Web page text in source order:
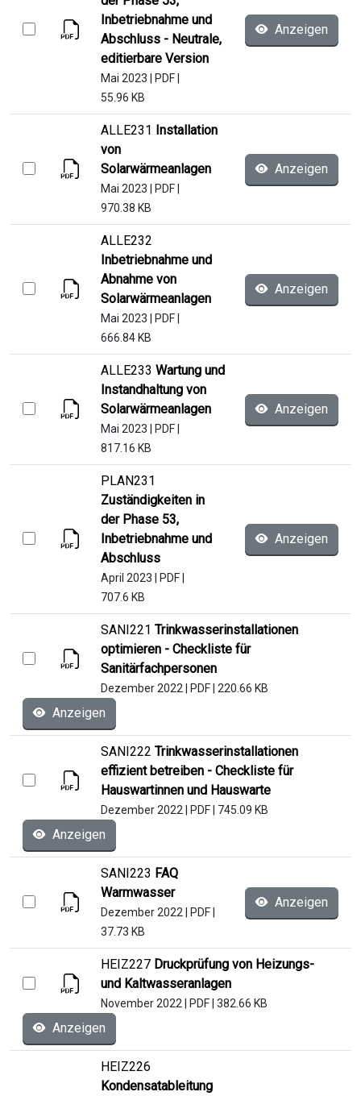
Inbetriebnahme und
Abschluss - Neutrale,
editierbare Version
Mai 2023 PDF
55.96 KB
Anzeigen
ALLE231 Installation
von
Solarwärmeanlagen
Mai 2023 PDF
970.38 KB
Anzeigen
ALLE232
Inbetriebnahme und
Abnahme von
Solarwärmeanlagen
Mai 2023 PDF
666.84 KB
Anzeigen
ALLE233 Wartung und
Instandhaltung von
Solarwärmeanlagen
Mai 2023 PDF
817.16 KB
Anzeigen
PLAN231
Zuständigkeiten in
der Phase 53,
Inbetriebnahme und
Abschluss
April 2023 PDF
707.6 KB
Anzeigen
SANI221 Trinkwasserinstallationen
optimieren - Checkliste für
Sanitärfachpersonen
Dezember 2022 PDF 220.66 KB
Anzeigen
SANI222 Trinkwasserinstallationen
effizient betreiben - Checkliste für
Hauswartinnen und Hauswarte
Dezember 2022 PDF 745.09 KB
Anzeigen
SANI223 FAQ
Warmwasser
Dezember 2022 PDF
37.73 KB
Anzeigen
HEIZ227 Druckprüfung von Heizungs-
und Kaltwasseranlagen
November 2022 PDF 382.66 KB
Anzeigen
HEIZ226
Kondensatableitung